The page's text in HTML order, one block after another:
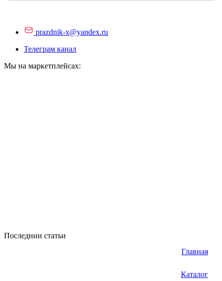
prazdnik-x@yandex.ru
Телеграм канал
Мы на маркетплейсах:
Последнии статьи
Главная
Каталог